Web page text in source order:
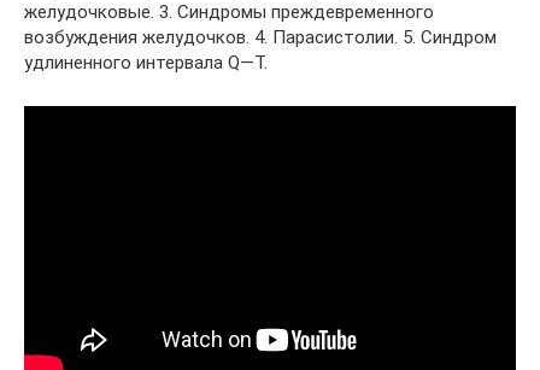
желудочковые. 3. Синдромы преждевременного
возбуждения желудочков. 4. Парасистолии. 5. Синдром
удлиненного интервала Q—Т.